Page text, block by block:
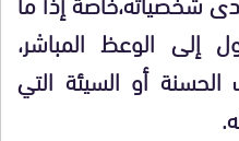
إلى الوعظ المباشر،
أو السيئة التي